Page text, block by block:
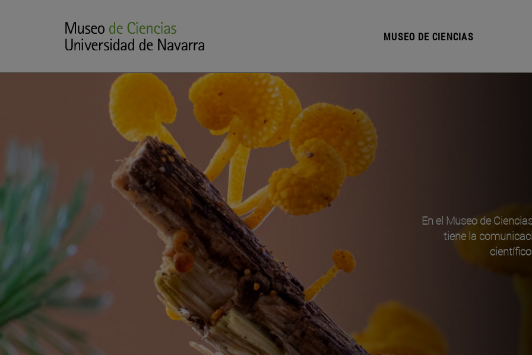
MUSEO DE CIENCIAS
En el Museo de
tiene la